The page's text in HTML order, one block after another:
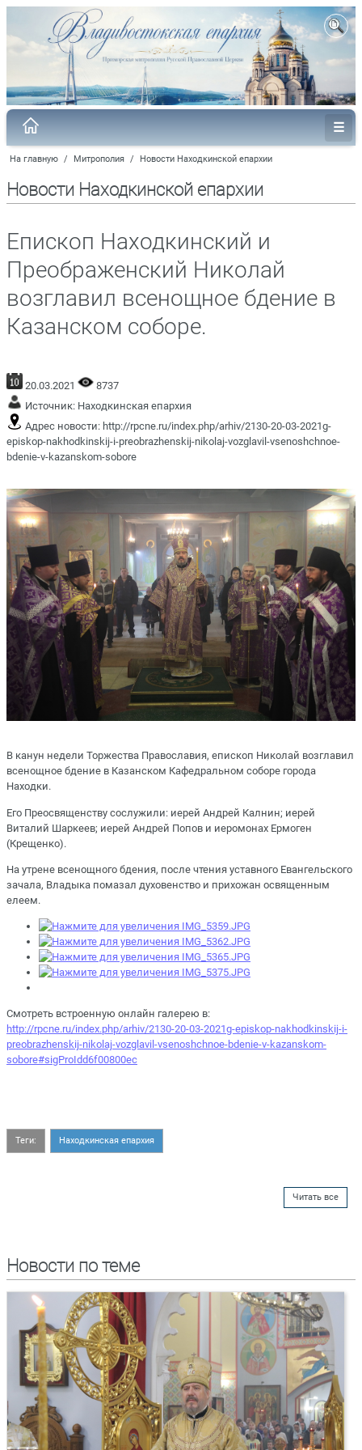
На главную / Митрополия / Новости Находкинской епархии
Новости Находкинской епархии
Епископ Находкинский и
Преображенский Николай
возглавил всенощное бдение в
Казанском соборе.
20.03.2021
8737
Источник: Находкинская епархия
Адрес новости: http://rpcne.ru/index.php/arhiv/2130-20-03-2021g-
episkop-nakhodkinskij-i-preobrazhenskij-nikolaj-vozglavil-vsenoshchnoe-
bdenie-v-kazanskom-sobore
В канун недели Торжества Православия, епископ Николай возглавил
всенощное бдение в Казанском Кафедральном соборе города
Находки.
Его Преосвященству сослужили: иерей Андрей Калнин; иерей
Виталий Шаркеев; иерей Андрей Попов и иеромонах Ермоген
(Крещенко).
На утрене всенощного бдения, после чтения уставного Евангельского
зачала, Владыка помазал духовенство и прихожан освященным
елеем.
Смотреть встроенную онлайн галерею в:
http://rpcne.ru/index.php/arhiv/2130-20-03-2021g-episkop-nakhodkinskij-i-
preobrazhenskij-nikolaj-vozglavil-vsenoshchnoe-bdenie-v-kazanskom-
sobore#sigProIdd6f00800ec
Теги: Находкинская епархия
Читать все
Новости по теме